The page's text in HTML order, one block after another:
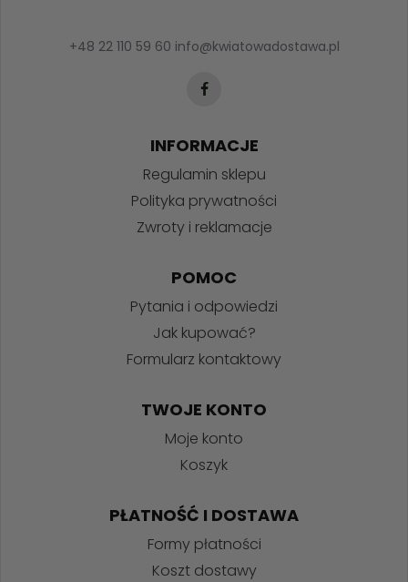
+48 22 110 59 60 info@kwiatowadostawa.pl
INFORMACJE
Regulamin sklepu
Polityka prywatności
Zwroty i reklamacje
POMOC
Pytania i odpowiedzi
Jak kupować?
Formularz kontaktowy
TWOJE KONTO
Moje konto
Koszyk
PŁATNOŚĆ I DOSTAWA
Formy płatności
Koszt dostawy